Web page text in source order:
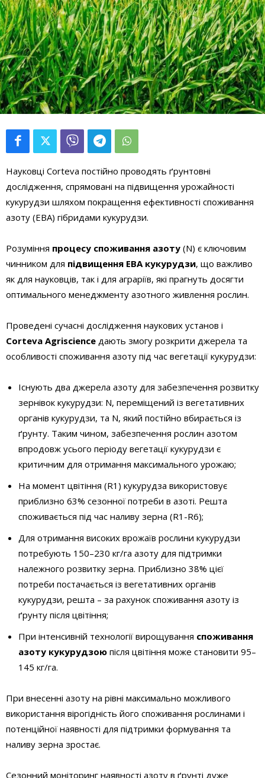
Науковці Corteva постійно проводять ґрунтовні
дослідження, спрямовані на підвищення урожайності
кукурудзи шляхом покращення ефективності споживання
азоту (ЕВА) гібридами кукурудзи.
Розуміння процесу споживання азоту (N) є ключовим
чинником для підвищення ЕВА кукурудзи, що важливо
як для науковців, так і для аграріїв, які прагнуть досягти
оптимального менеджменту азотного живлення рослин.
Проведені сучасні дослідження наукових установ і
Corteva Agriscience дають змогу розкрити джерела та
особливості споживання азоту під час вегетації кукурудзи:
Існують два джерела азоту для забезпечення розвитку
зернівок кукурудзи: N, переміщений із вегетативних
органів кукурудзи, та N, який постійно вбирається із
ґрунту. Таким чином, забезпечення рослин азотом
впродовж усього періоду вегетації кукурудзи є
критичним для отримання максимального урожаю;
На момент цвітіння (R1) кукурудза використовує
приблизно 63% сезонної потреби в азоті. Решта
споживається під час наливу зерна (R1-R6);
Для отримання високих врожаїв рослини кукурудзи
потребують 150–230 кг/га азоту для підтримки
належного розвитку зерна. Приблизно 38% цієї
потреби постачається із вегетативних органів
кукурудзи, решта – за рахунок споживання азоту із
ґрунту після цвітіння;
При інтенсивній технології вирощування споживання
азоту кукурудзою після цвітіння може становити 95–
145 кг/га.
При внесенні азоту на рівні максимально можливого
використання вірогідність його споживання рослинами і
потенційної наявності для підтримки формування та
наливу зерна зростає.
Сезонний моніторинг наявності азоту в ґрунті дуже